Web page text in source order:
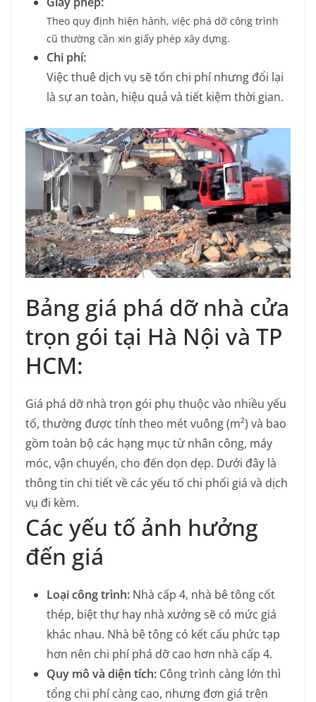
Theo quy định hiện hành, việc phá dỡ công trình
cũ thường cần xin giấy phép xây dựng.
Chi phí:
Việc thuê dịch vụ sẽ tốn chi phí nhưng đổi lại
là sự an toàn, hiệu quả và tiết kiệm thời gian.
Bảng giá phá dỡ nhà cửa
trọn gói tại Hà Nội và TP
HCM:
Giá phá dỡ nhà trọn gói phụ thuộc vào nhiều yếu
tố, thường được tính theo mét vuông (m²) và bao
gồm toàn bộ các hạng mục từ nhân công, máy
móc, vận chuyển, cho đến dọn dẹp. Dưới đây là
thông tin chi tiết về các yếu tố chi phối giá và dịch
vụ đi kèm.
Các yếu tố ảnh hưởng
đến giá
Loại công trình: Nhà cấp 4, nhà bê tông cốt
thép, biệt thự hay nhà xưởng sẽ có mức giá
khác nhau. Nhà bê tông có kết cấu phức tạp
hơn nên chi phí phá dỡ cao hơn nhà cấp 4.
Quy mô và diện tích: Công trình càng lớn thì
tổng chi phí càng cao, nhưng đơn giá trên